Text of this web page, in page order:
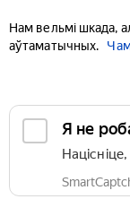
Нам вельмі шкада,
аўтаматычных.
Я не